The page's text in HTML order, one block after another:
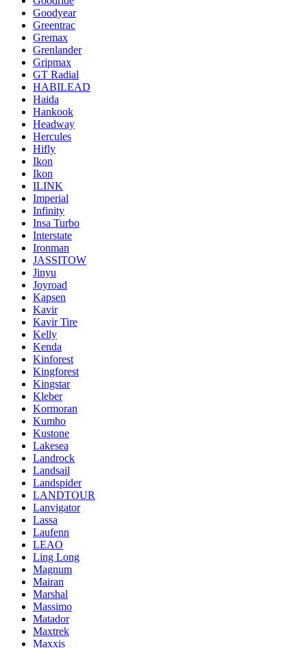
Goodyear
Greentrac
Gremax
Grenlander
Gripmax
GT Radial
HABILEAD
Haida
Hankook
Headway
Hercules
Hifly
Ikon
Ikon
ILINK
Imperial
Infinity
Insa Turbo
Interstate
Ironman
JASSITOW
Jinyu
Joyroad
Kapsen
Kavir
Kavir Tire
Kelly
Kenda
Kinforest
Kingforest
Kingstar
Kleber
Kormoran
Kumho
Kustone
Lakesea
Landrock
Landsail
Landspider
LANDTOUR
Lanvigator
Lassa
Laufenn
LEAO
Ling Long
Magnum
Mairan
Marshal
Massimo
Matador
Maxtrek
Maxxis